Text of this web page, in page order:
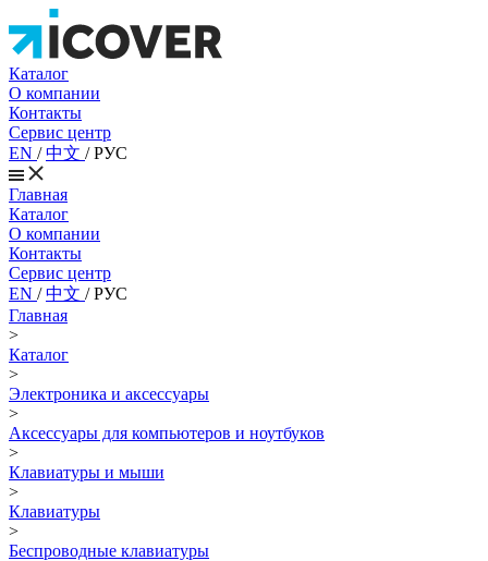
Каталог
О компании
Контакты
Сервис центр
EN /中文 /РУС
Главная
Каталог
О компании
Контакты
Сервис центр
EN /中文 /РУС
Главная
>
Каталог
>
Электроника и аксессуары
>
Аксессуары для компьютеров и ноутбуков
>
Клавиатуры и мыши
>
Клавиатуры
>
Беспроводные клавиатуры